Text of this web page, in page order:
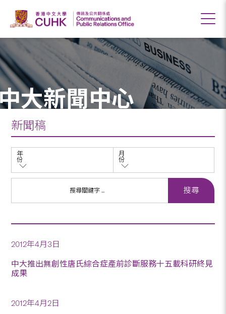
大新聞中心
新聞稿
年
份
月
份
2012年4月3日
中大推出無創性唐氏綜合症產前診斷服務十五載科研終見
成果
2012年4月2日